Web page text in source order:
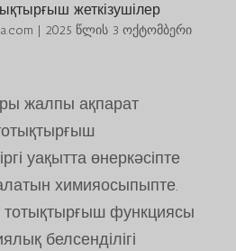
жеткізушілер
| 2025 წლის 3 ოქტომბერი
жалпы ақпарат
уақытта өнеркәсіпте
химияосыпыпте.
тотықтырғыш функциясы
белсенділігі